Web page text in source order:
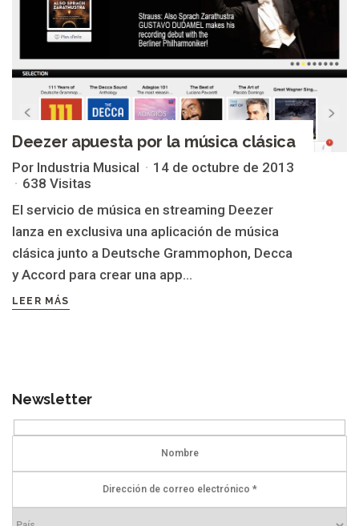
Deezer apuesta por la música clásica
Por Industria Musical
14 de octubre de 2013
638 Visitas
El servicio de música en streaming Deezer
lanza en exclusiva una aplicación de música
clásica junto a Deutsche Grammophon, Decca
y Accord para crear una app...
LEER MÁS
Newsletter